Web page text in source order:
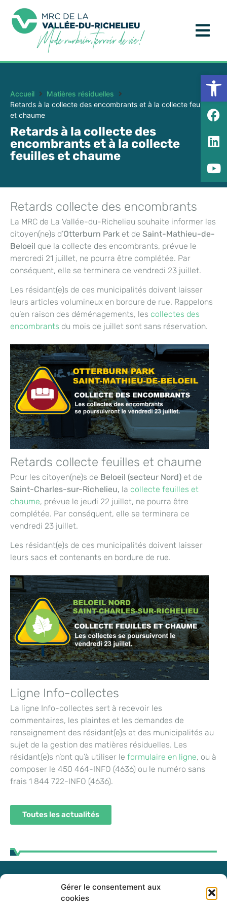
Gérer le consentement aux
cookies
Accueil
Matières résiduelles
Retards à la collecte des encombrants et à la collecte feuilles
et chaume
Retards à la collecte des
encombrants et à la collecte
feuilles et chaume
Retards collecte des encombrants
La MRC de La Vallée-du-Richelieu souhaite informer les
citoyen(ne)s d’Otterburn Park et de Saint-Mathieu-de-
Beloeil que la collecte des encombrants, prévue le
mercredi 21 juillet, ne pourra être complétée. Par
conséquent, elle se terminera ce vendredi 23 juillet.
Les résidant(e)s de ces municipalités doivent laisser
leurs articles volumineux en bordure de rue. Rappelons
qu’en raison des déménagements, les collectes des
encombrants du mois de juillet sont sans réservation.
Retards collecte feuilles et chaume
Pour les citoyen(ne)s de Beloeil (secteur Nord) et de
Saint-Charles-sur-Richelieu, la collecte feuilles et
chaume, prévue le jeudi 22 juillet, ne pourra être
complétée. Par conséquent, elle se terminera ce
vendredi 23 juillet.
Les résidant(e)s de ces municipalités doivent laisser
leurs sacs et contenants en bordure de rue.
Ligne Info-collectes
La ligne Info-collectes sert à recevoir les
commentaires, les plaintes et les demandes de
renseignement des résidant(e)s et des municipalités au
sujet de la gestion des matières résiduelles. Les
résidant(e)s n’ont qu’à utiliser le formulaire en ligne, ou à
composer le 450 464-INFO (4636) ou le numéro sans
frais 1 844 722-INFO (4636).
Toutes les actualités
255, boul. Laurier, bureau 100
McMasterville (Québec)